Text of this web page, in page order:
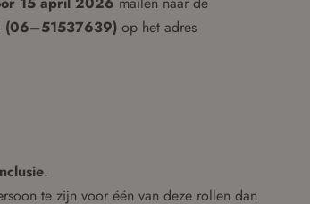
(06–51537639) op het adres
.
te zijn voor één van deze rollen dan